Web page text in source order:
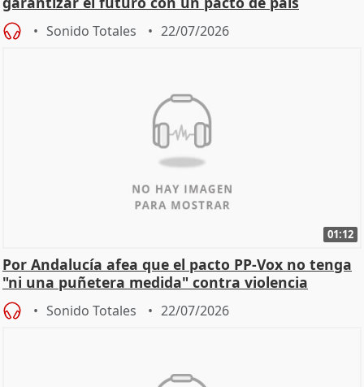
Sonido Totales 22/07/2026
01:12
Por Andalucía afea que el pacto PP-Vox no tenga
"ni una puñetera medida" contra violencia
machista
Sonido Totales 22/07/2026